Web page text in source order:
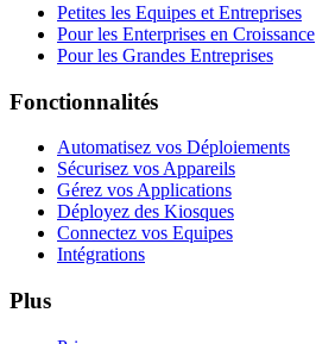
Petites les Equipes et Entreprises
Pour les Enterprises en Croissance
Pour les Grandes Entreprises
Fonctionnalités
Automatisez vos Déploiements
Sécurisez vos Appareils
Gérez vos Applications
Déployez des Kiosques
Connectez vos Equipes
Intégrations
Plus